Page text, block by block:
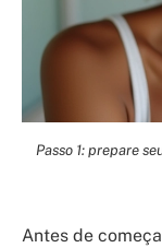
Passo 1: prepare
Antes de